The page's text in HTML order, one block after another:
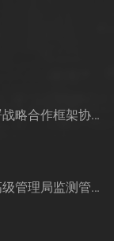
西南大学与智慧宫集团签署战略合作框架协议
毛里塔尼亚国家新闻视听高级管理局监测管控司司长穆罕默德·哈桑·埃萨利姆一行莅临智慧宫调研